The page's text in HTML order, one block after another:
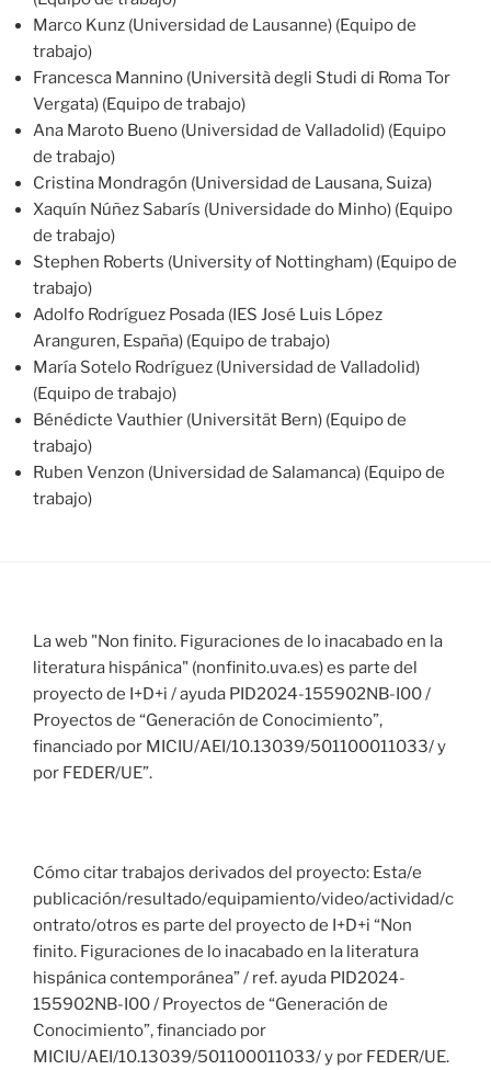
Marco Kunz (Universidad de Lausanne) (Equipo de
trabajo)
Francesca Mannino (Università degli Studi di Roma Tor
Vergata) (Equipo de trabajo)
Ana Maroto Bueno (Universidad de Valladolid) (Equipo
de trabajo)
Cristina Mondragón (Universidad de Lausana, Suiza)
Xaquín Núñez Sabarís (Universidade do Minho) (Equipo
de trabajo)
Stephen Roberts (University of Nottingham) (Equipo de
trabajo)
Adolfo Rodríguez Posada (IES José Luis López
Aranguren, España) (Equipo de trabajo)
María Sotelo Rodríguez (Universidad de Valladolid)
(Equipo de trabajo)
Bénédicte Vauthier (Universität Bern) (Equipo de
trabajo)
Ruben Venzon (Universidad de Salamanca) (Equipo de
trabajo)
La web "Non finito. Figuraciones de lo inacabado en la
literatura hispánica" (nonfinito.uva.es) es parte del
proyecto de I+D+i / ayuda PID2024-155902NB-I00 /
Proyectos de “Generación de Conocimiento”,
financiado por MICIU/AEI/10.13039/501100011033/ y
por FEDER/UE”.
Cómo citar trabajos derivados del proyecto: Esta/e
publicación/resultado/equipamiento/video/actividad/c
ontrato/otros es parte del proyecto de I+D+i “Non
finito. Figuraciones de lo inacabado en la literatura
hispánica contemporánea” / ref. ayuda PID2024-
155902NB-I00 / Proyectos de “Generación de
Conocimiento”, financiado por
MICIU/AEI/10.13039/501100011033/ y por FEDER/UE.